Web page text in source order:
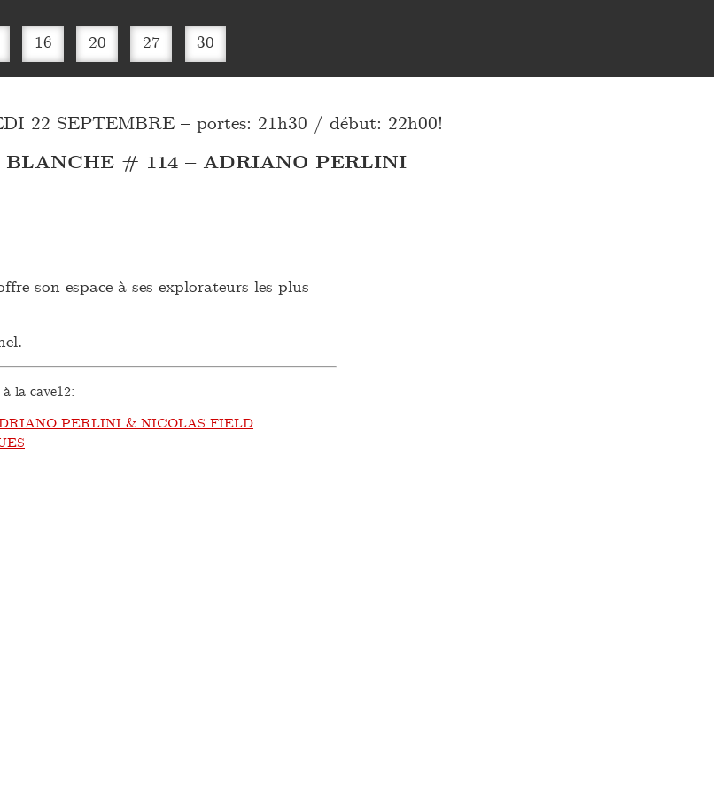
16 20 27 30
22 SEPTEMBRE – portes: 21h30 / début: 22h00!
BLANCHE # 114 – ADRIANO PERLINI
son espace à ses explorateurs les plus
à la cave12:
PERLINI & NICOLAS FIELD